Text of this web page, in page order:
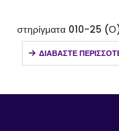
στηρίγματα 010-25
ΔΙΑΒΆΣΤΕ